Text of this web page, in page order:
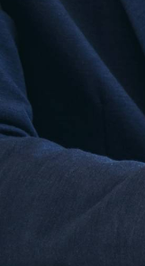
Panneau de gestion